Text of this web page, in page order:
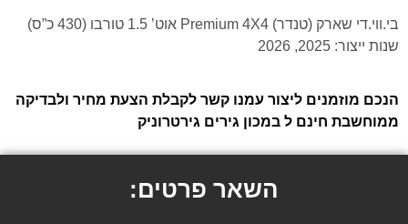
בי.ווי.די שארק (טנדר) Premium 4X4 אוט’ 1.5 טורבו (430 כ”ס)
שנות ייצור: 2025, 2026
הנכם מוזמנים ליצור עמנו קשר לקבלת הצעת מחיר ולבדיקה
ממוחשבת חינם ל במכון גירים גירטרוניק
השאר פרטים: